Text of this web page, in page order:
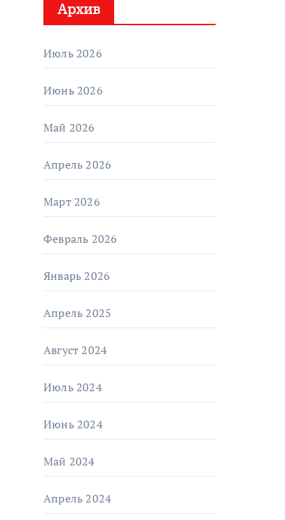
Архив
Июль 2026
Июнь 2026
Май 2026
Апрель 2026
Март 2026
Февраль 2026
Январь 2026
Апрель 2025
Август 2024
Июль 2024
Июнь 2024
Май 2024
Апрель 2024